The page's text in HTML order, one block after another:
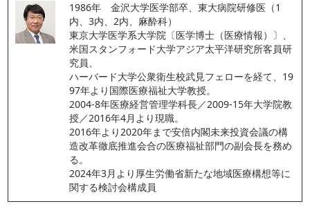
1986年　金沢大学医学部卒、東大病院研修医（1
内、3内、2内、麻酔科）
東京大学医学系大学院〔医学博士（医療情報）〕、
米国スタンフォード大学アジア太平洋研究所客員研
究員、
ハーバード大学公衆衛生校武見フェローを経て、19
97年より国際医療福祉大学教授。
2004-8年医療経営管理学科長／2009-15年大学院教
授／2016年4月より現職。
2016年より2020年まで安倍内閣未来投資会議の構
造改革徹底推進会合の医療福祉部門の副会長を務め
る。
2024年3月より厚生労働省新たな地域医療構想等に
関する検討会構成員